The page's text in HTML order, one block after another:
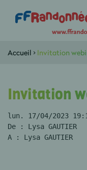
Accueil > Invitation
Invitation
lun. 17/04/2023
De : Lysa GAUTIER
A : Lysa GAUTIER